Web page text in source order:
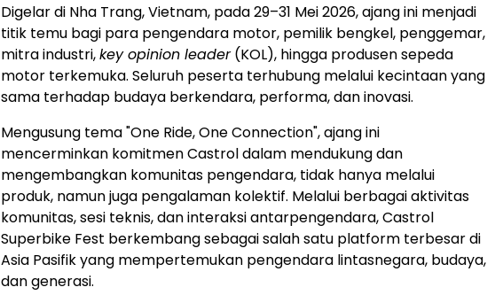
Digelar di Nha Trang, Vietnam, pada 29–31 Mei 2026, ajang ini menjadi
titik temu bagi para pengendara motor, pemilik bengkel, penggemar,
mitra industri,key opinion leader(KOL), hingga produsen sepeda
motor terkemuka. Seluruh peserta terhubung melalui kecintaan yang
sama terhadap budaya berkendara, performa, dan inovasi.
Mengusung tema "One Ride, One Connection", ajang ini
mencerminkan komitmen Castrol dalam mendukung dan
mengembangkan komunitas pengendara, tidak hanya melalui
produk, namun juga pengalaman kolektif. Melalui berbagai aktivitas
komunitas, sesi teknis, dan interaksi antarpengendara, Castrol
Superbike Fest berkembang sebagai salah satu platform terbesar di
Asia Pasifik yang mempertemukan pengendara lintasnegara, budaya,
dan generasi.